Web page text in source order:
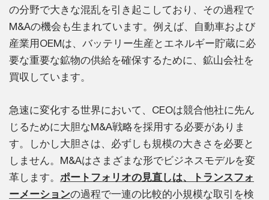
の分野で大きな混乱を引き起こしており、その過程で
M&Aの機会も生まれています。例えば、自動車および
産業用OEMは、バッテリー生産とエネルギー貯蔵に必
要な重要な鉱物の供給を確保するために、鉱山会社を
買収しています。
急速に変化する世界において、CEOは競合他社に先ん
じるために大胆なM&A戦略を採用する必要がありま
す。しかし大胆さは、必ずしも規模の大きさを必要と
しません。M&Aはさまざまな形でビジネスモデルを変
革します。 ポートフォリオの見直しは、トランスフォ
ーメーションの過程で一連の比較的小規模な取引を検